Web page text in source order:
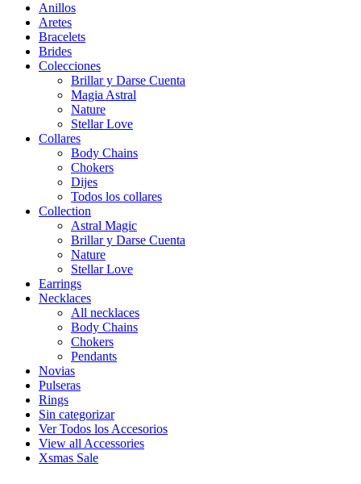
Anillos
Aretes
Bracelets
Brides
Colecciones
Brillar y Darse Cuenta
Magia Astral
Nature
Stellar Love
Collares
Body Chains
Chokers
Dijes
Todos los collares
Collection
Astral Magic
Brillar y Darse Cuenta
Nature
Stellar Love
Earrings
Necklaces
All necklaces
Body Chains
Chokers
Pendants
Novias
Pulseras
Rings
Sin categorizar
Ver Todos los Accesorios
View all Accessories
Xsmas Sale